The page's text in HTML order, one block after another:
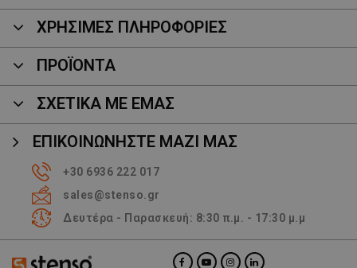
ΧΡΗΣΙΜΕΣ ΠΛΗΡΟΦΟΡΙΕΣ
ΠΡΟΪΌΝΤΑ
ΣΧΕΤΙΚΑ ΜΕ ΕΜΑΣ
ΕΠΙΚΟΙΝΩΝΉΣΤΕ ΜΑΖΊ ΜΑΣ
+30 6936 222 017
sales@stenso.gr
Δευτέρα - Παρασκευή: 8:30 π.μ. - 17:30 μ.μ